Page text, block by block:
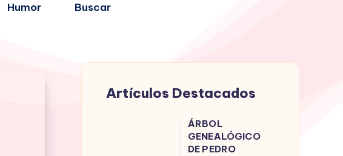
Humor Buscar
Artículos Destacados
ÁRBOL
GENEALÓGICO
DE PEDRO